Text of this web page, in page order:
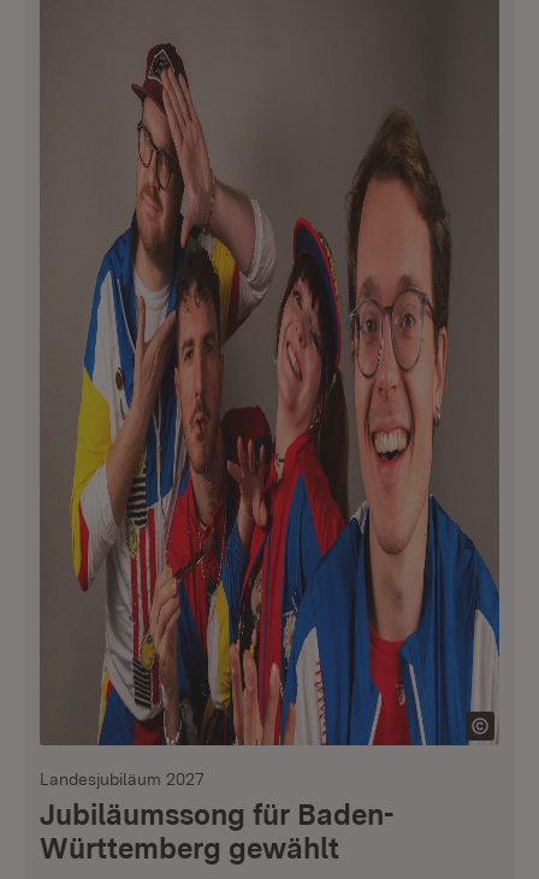
Landesjubiläum 2027
Jubiläumssong für Baden-
Württemberg gewählt